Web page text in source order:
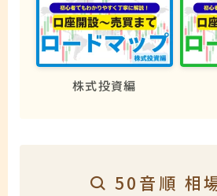
株式投資編
50音順 相